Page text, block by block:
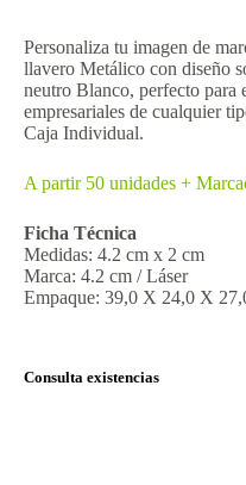
Personaliza tu imagen de
llavero Metálico con diseño
neutro Blanco, perfecto para
empresariales de cualquier
Caja Individual.
A partir 50 unidades +
Ficha Técnica
Medidas: 4.2 cm x 2 cm
Marca: 4.2 cm / Láser
Empaque: 39,0 X 24,0 X
Consulta existencias